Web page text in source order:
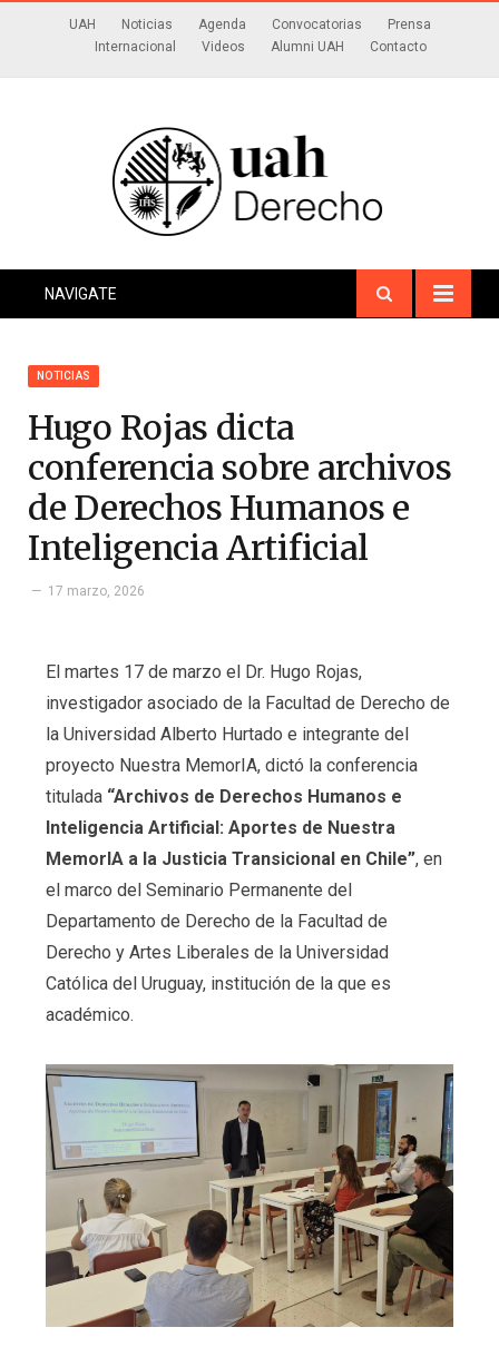
UAH Noticias Agenda Convocatorias
Prensa
Internacional
Videos Alumni UAH Contacto
NAVIGATE
NOTICIAS
Hugo Rojas dicta
conferencia sobre archivos
de Derechos Humanos e
Inteligencia Artificial
17 marzo, 2026
El martes 17 de marzo el Dr. Hugo Rojas,
investigador asociado de la Facultad de Derecho de
la Universidad Alberto Hurtado e integrante del
proyecto Nuestra MemorIA, dictó la conferencia
titulada “Archivos de Derechos Humanos e
Inteligencia Artificial: Aportes de Nuestra
MemorIA a la Justicia Transicional en Chile”, en
el marco del Seminario Permanente del
Departamento de Derecho de la Facultad de
Derecho y Artes Liberales de la Universidad
Católica del Uruguay, institución de la que es
académico.